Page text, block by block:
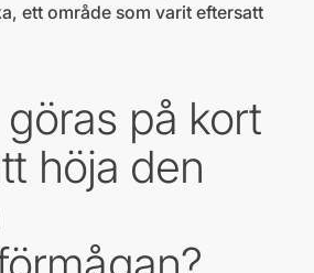
ett område som varit eftersatt
på kort
höja den